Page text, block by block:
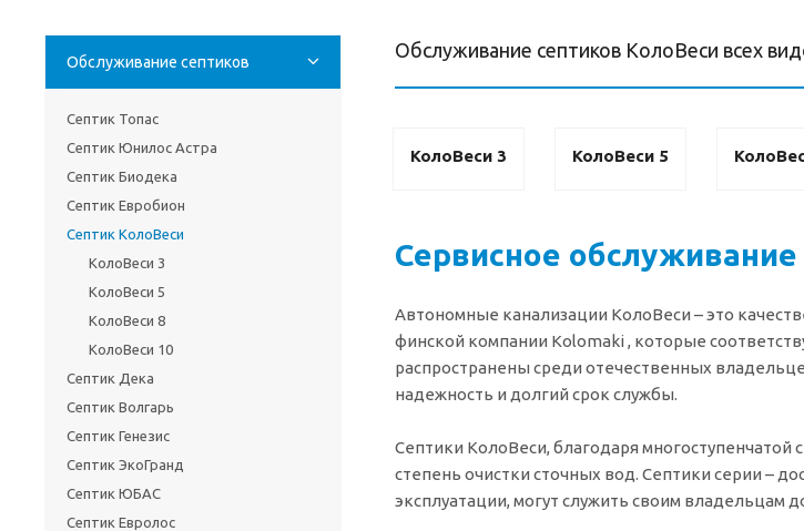
Обслуживание септиков КолоВеси всех
КолоВеси 3 КолоВеси 5
Сервисное
Автономные канализации КолоВеси – это
финской компании Kolomaki , которые
распространены среди отечественных
надежность и долгий срок службы.
Септики КолоВеси, благодаря
степень очистки сточных вод. Септики серии –
эксплуатации, могут служить своим владельцам
Обслуживание септиков
Септик Топас
Септик Юнилос Астра
Септик Биодека
Септик Евробион
Септик КолоВеси
КолоВеси 3
КолоВеси 5
КолоВеси 8
КолоВеси 10
Септик Дека
Септик Волгарь
Септик Генезис
Септик ЭкоГранд
Септик ЮБАС
Септик Евролос